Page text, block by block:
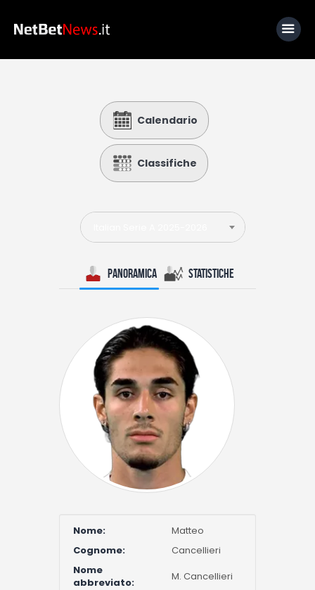
Calcio
Basket
Tennis
Lo Sapevi Che
I consigli di Giulia
Calendario
Classifiche
Panoramica Statistiche
Nome:
Matteo
Cognome:
Cancellieri
Nome
abbreviato:
M. Cancellieri